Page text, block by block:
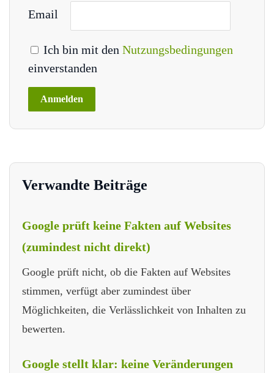
Email
Ich bin mit den Nutzungsbedingungen
einverstanden
Verwandte Beiträge
Google prüft keine Fakten auf Websites
(zumindest nicht direkt)
Google prüft nicht, ob die Fakten auf Websites
stimmen, verfügt aber zumindest über
Möglichkeiten, die Verlässlichkeit von Inhalten zu
bewerten.
Google stellt klar: keine Veränderungen